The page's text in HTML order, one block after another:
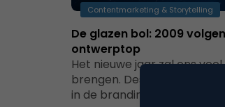
Contentmarketing & Storytelling
De glazen bol: 2009
ontwerptop
Het nieuwe jaar zal ons
brengen. Des te meer
in de branding en